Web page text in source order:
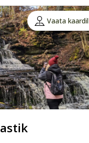
Vaata kaardil